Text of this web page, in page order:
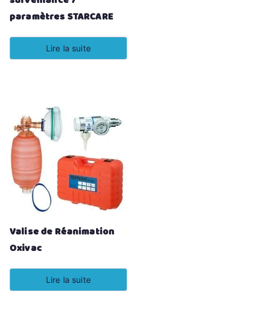
paramètres STARCARE
Lire la suite
Valise de Réanimation
Oxivac
Lire la suite